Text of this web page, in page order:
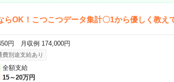
らOK！こつこつデータ集計〇1から優しく教え
円 月収例 174,000円
費別途支給あり
全額支給
15～20万円